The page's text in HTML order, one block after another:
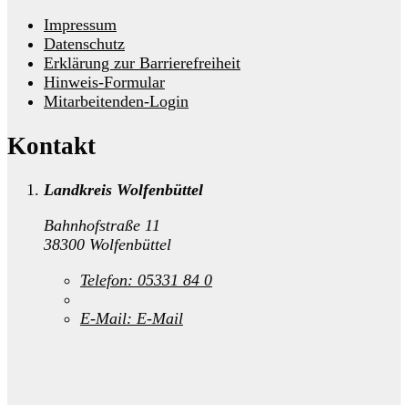
Impressum
Datenschutz
Erklärung zur Barrierefreiheit
Hinweis-Formular
Mitarbeitenden-Login
Kontakt
Landkreis Wolfenbüttel
Bahnhofstraße 11
38300 Wolfenbüttel
Telefon: 05331 84 0
E-Mail: E-Mail